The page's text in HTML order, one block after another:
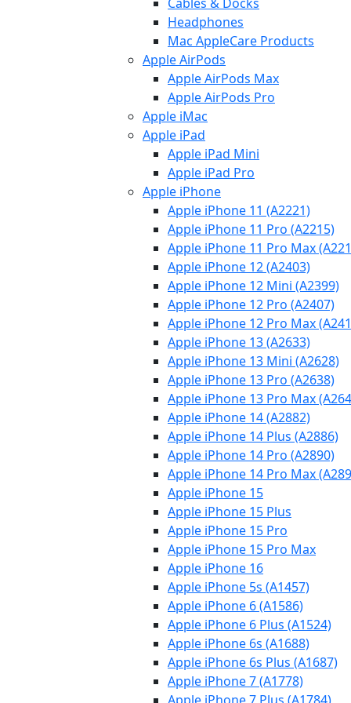
Headphones
Mac AppleCare Products
Apple AirPods
Apple AirPods Max
Apple AirPods Pro
Apple iMac
Apple iPad
Apple iPad Mini
Apple iPad Pro
Apple iPhone
Apple iPhone 11 (A2221)
Apple iPhone 11 Pro (A2215)
Apple iPhone 11 Pro Max
Apple iPhone 12 (A2403)
Apple iPhone 12 Mini (A2399)
Apple iPhone 12 Pro (A2407)
Apple iPhone 12 Pro Max
Apple iPhone 13 (A2633)
Apple iPhone 13 Mini (A2628)
Apple iPhone 13 Pro (A2638)
Apple iPhone 13 Pro Max
Apple iPhone 14 (A2882)
Apple iPhone 14 Plus (A2886)
Apple iPhone 14 Pro (A2890)
Apple iPhone 14 Pro Max
Apple iPhone 15
Apple iPhone 15 Plus
Apple iPhone 15 Pro
Apple iPhone 15 Pro Max
Apple iPhone 16
Apple iPhone 5s (A1457)
Apple iPhone 6 (A1586)
Apple iPhone 6 Plus (A1524)
Apple iPhone 6s (A1688)
Apple iPhone 6s Plus (A1687)
Apple iPhone 7 (A1778)